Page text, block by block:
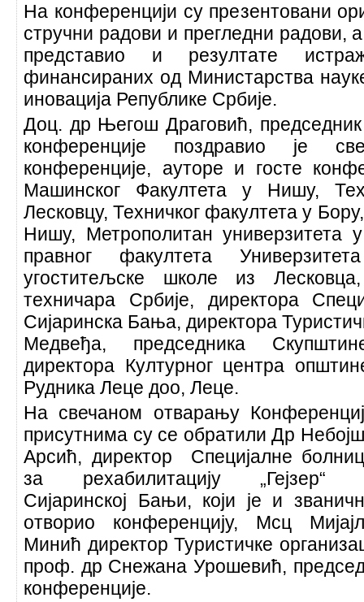
На конференцији су презентовани
стручни радови и прегледни радови,
представио и резултате
финансираних од Министарства
иновација Републике Србије.
Доц. др Његош Драговић,
конференције поздравио је
конференције, ауторе и госте
Машинског Факултета у Нишу,
Лесковцу, Техничког факултета у
Нишу, Метрополитан универзитета
правног факултета
угоститељске школе из
техничара Србије, директора
Сијаринска Бања, директора
Медвеђа, председника
директора Културног центра
Рудника Леце доо, Леце.
На свечаном отварању
присутнима су се обратили Др
Арсић, директор Специјалне
за рехабилитацију „Гејзер“
Сијаринској Бањи, који је и
отворио конференцију, Мсц
Минић директор Туристичке
проф. др Снежана Урошевић,
конференције.